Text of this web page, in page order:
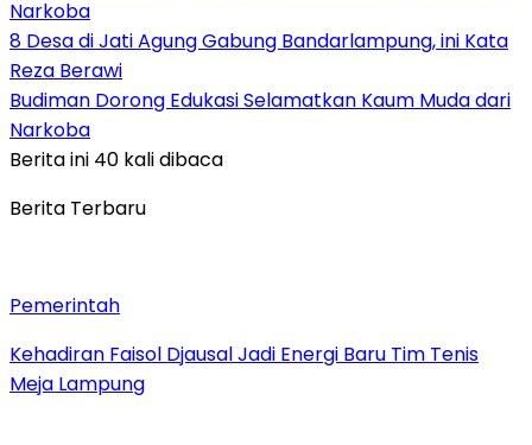
Narkoba
8 Desa di Jati Agung Gabung Bandarlampung, ini Kata
Reza Berawi
Budiman Dorong Edukasi Selamatkan Kaum Muda dari
Narkoba
Berita ini 40 kali dibaca
Berita Terbaru
Pemerintah
Kehadiran Faisol Djausal Jadi Energi Baru Tim Tenis
Meja Lampung